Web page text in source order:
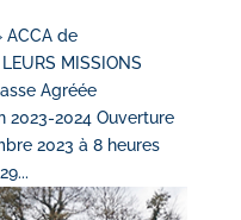
ACCA de
MISSIONS
Agréée
2023-2024 Ouverture
2023 à 8 heures